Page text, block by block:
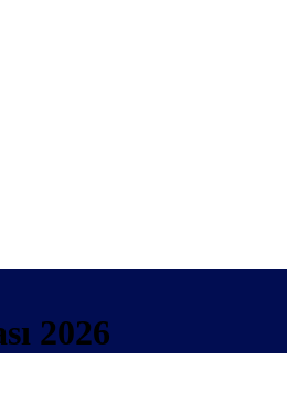
2026